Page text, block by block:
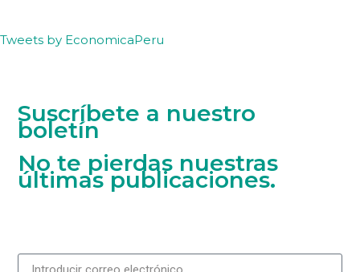
Tweets by EconomicaPeru
Suscríbete a nuestro
boletín
No te pierdas nuestras
últimas publicaciones.